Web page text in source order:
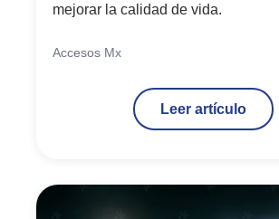
mejorar la calidad de vida.
Accesos Mx
Leer artículo